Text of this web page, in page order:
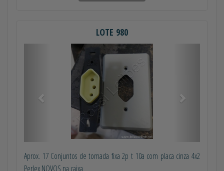
LOTE 980
Aprox. 17 Conjuntos de tomada fixa 2p t 10a com placa cinza 4x2
Perlex NOVOS na caixa